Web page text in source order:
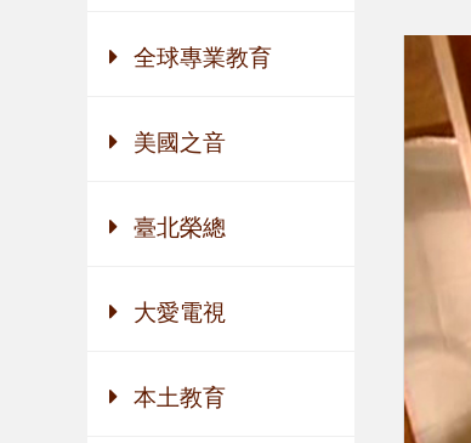
全球專業教育
美國之音
臺北榮總
大愛電視
本土教育